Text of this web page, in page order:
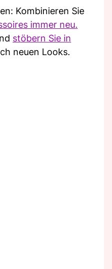
Kombinieren Sie
immer neu.
stöbern Sie in
neuen Looks.